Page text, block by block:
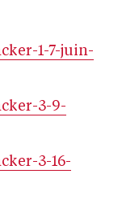
1-7-juin-
3-9-
3-16-